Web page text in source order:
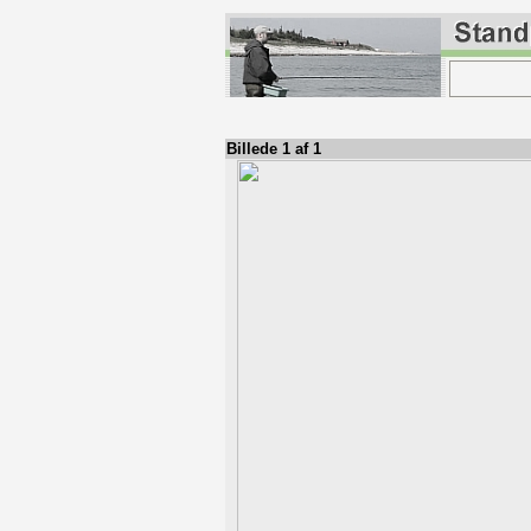
Billede 1 af 1